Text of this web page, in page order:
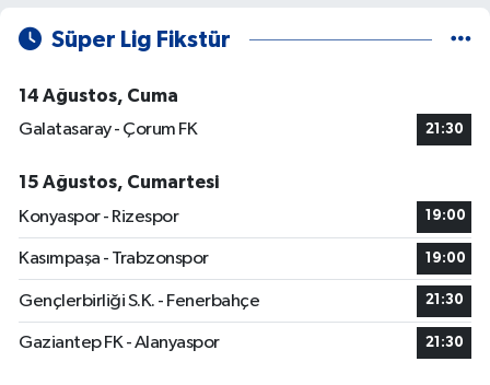
Süper Lig Fikstür
14 Ağustos, Cuma
Galatasaray - Çorum FK
21:30
15 Ağustos, Cumartesi
Konyaspor - Rizespor
19:00
Kasımpaşa - Trabzonspor 19:00
Gençlerbirliği S.K. - Fenerbahçe 21:30
Gaziantep FK - Alanyaspor 21:30